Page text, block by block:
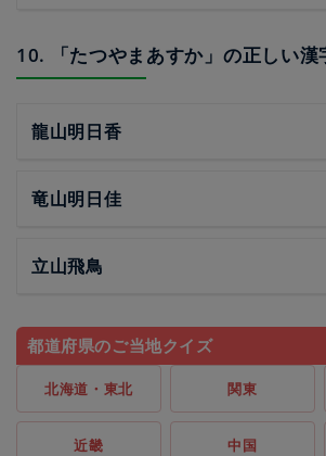
10. 「たつやまあすか」の正しい漢
龍山明日香
竜山明日佳
立山飛鳥
都道府県のご当地クイズ
北海道・東北 関東
近畿 中国